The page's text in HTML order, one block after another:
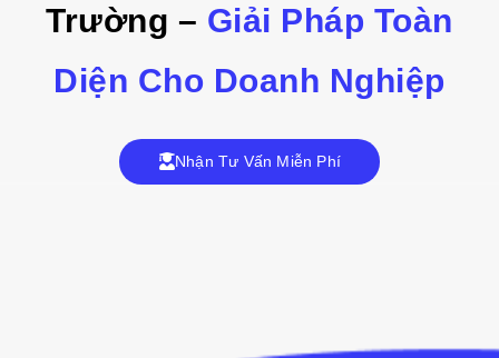
Trường – Giải Pháp Toàn
Diện Cho Doanh Nghiệp
Nhận Tư Vấn Miễn Phí